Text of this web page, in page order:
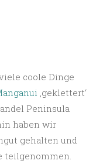
coole Dinge
‚geklettert‘
Peninsula
haben wir
gehalten und
teilgenommen.